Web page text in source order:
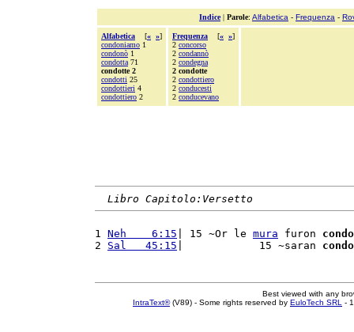
Indice| Parole: Alfabetica - Frequenza -
Alfabetica [« »]
condoniamo 1
condonò 1
condotta 71
condotte 2
condotti 25
condottieri 4
condottiero 2
Frequenza [« »]
2 concorso
2 condannò
2 condegna
2 condotte
2 condottiero
2 conducesti
2 conducevano
Libro Capitolo:Versetto
1 Neh    6:15 | 15 ~Or le mura furon
2 Sal   45:15 |            15 ~saran
Best viewed with any
IntraText®(V89) - Some rights reserved by EuloTech SRL -